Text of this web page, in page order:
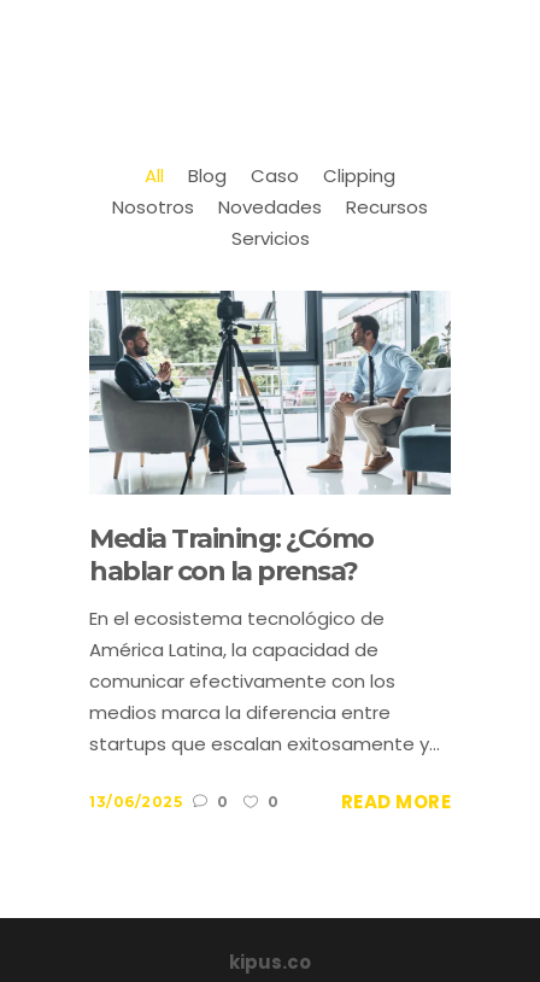
All Blog Caso
Clipping
Nosotros
Novedades
Recursos
Servicios
Media Training: ¿Cómo
hablar con la prensa?
En el ecosistema tecnológico de
América Latina, la capacidad de
comunicar efectivamente con los
medios marca la diferencia entre
startups que escalan exitosamente y...
13/06/2025 0 0 READ MORE
kipus.co